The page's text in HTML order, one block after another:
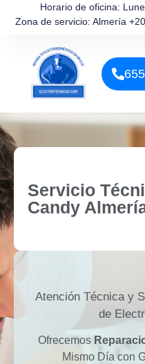
Horario de oficina:
Zona de servicio: Almería
Servicio
Candy
Atención Técnica y
de
Ofrecemos
Mismo Día con